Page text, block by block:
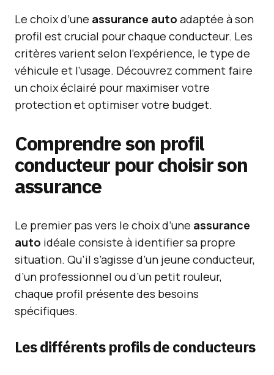
Le choix d’une assurance auto adaptée à son
profil est crucial pour chaque conducteur. Les
critères varient selon l’expérience, le type de
véhicule et l’usage. Découvrez comment faire
un choix éclairé pour maximiser votre
protection et optimiser votre budget.
Comprendre son profil
conducteur pour choisir son
assurance
Le premier pas vers le choix d’une assurance
auto idéale consiste à identifier sa propre
situation. Qu’il s’agisse d’un jeune conducteur,
d’un professionnel ou d’un petit rouleur,
chaque profil présente des besoins
spécifiques.
Les différents profils de conducteurs